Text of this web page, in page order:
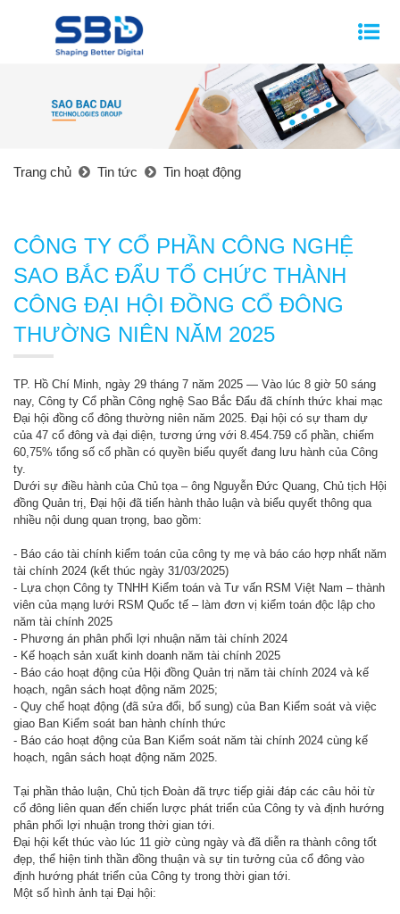
Trang chủ Tin tức Tin hoạt động
CÔNG TY CỔ PHẦN CÔNG NGHỆ
SAO BẮC ĐẨU TỔ CHỨC THÀNH
CÔNG ĐẠI HỘI ĐỒNG CỔ ĐÔNG
THƯỜNG NIÊN NĂM 2025
TP. Hồ Chí Minh, ngày 29 tháng 7 năm 2025 — Vào lúc 8 giờ 50 sáng
nay, Công ty Cổ phần Công nghệ Sao Bắc Đẩu đã chính thức khai mạc
Đại hội đồng cổ đông thường niên năm 2025. Đại hội có sự tham dự
của 47 cổ đông và đại diện, tương ứng với 8.454.759 cổ phần, chiếm
60,75% tổng số cổ phần có quyền biểu quyết đang lưu hành của Công
ty.
Dưới sự điều hành của Chủ tọa – ông Nguyễn Đức Quang, Chủ tịch Hội
đồng Quản trị, Đại hội đã tiến hành thảo luận và biểu quyết thông qua
nhiều nội dung quan trọng, bao gồm:
- Báo cáo tài chính kiểm toán của công ty mẹ và báo cáo hợp nhất năm
tài chính 2024 (kết thúc ngày 31/03/2025)
- Lựa chọn Công ty TNHH Kiểm toán và Tư vấn RSM Việt Nam – thành
viên của mạng lưới RSM Quốc tế – làm đơn vị kiểm toán độc lập cho
năm tài chính 2025
- Phương án phân phối lợi nhuận năm tài chính 2024
- Kế hoạch sản xuất kinh doanh năm tài chính 2025
- Báo cáo hoạt động của Hội đồng Quản trị năm tài chính 2024 và kế
hoạch, ngân sách hoạt động năm 2025;
- Quy chế hoạt động (đã sửa đổi, bổ sung) của Ban Kiểm soát và việc
giao Ban Kiểm soát ban hành chính thức
- Báo cáo hoạt động của Ban Kiểm soát năm tài chính 2024 cùng kế
hoạch, ngân sách hoạt động năm 2025.
Tại phần thảo luận, Chủ tịch Đoàn đã trực tiếp giải đáp các câu hỏi từ
cổ đông liên quan đến chiến lược phát triển của Công ty và định hướng
phân phối lợi nhuận trong thời gian tới.
Đại hội kết thúc vào lúc 11 giờ cùng ngày và đã diễn ra thành công tốt
đẹp, thể hiện tinh thần đồng thuận và sự tin tưởng của cổ đông vào
định hướng phát triển của Công ty trong thời gian tới.
Một số hình ảnh tại Đại hội: